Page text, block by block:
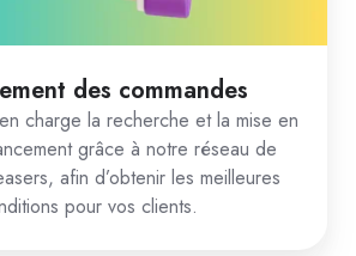
des commandes
charge la recherche et la mise en
grâce à notre réseau de
afin d’obtenir les meilleures
pour vos clients.